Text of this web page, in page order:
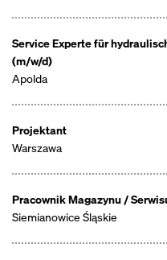
Service Experte für
(m/w/d)
Apolda
Projektant
Warszawa
Pracownik Magazynu /
Siemianowice Śląskie